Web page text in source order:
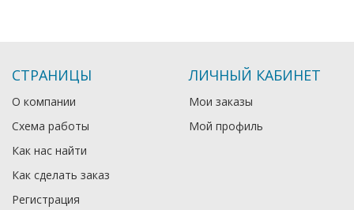
СТРАНИЦЫ
О компании
Схема работы
Как нас найти
Как сделать заказ
Регистрация
ЛИЧНЫЙ КАБИНЕТ
Мои заказы
Мой профиль